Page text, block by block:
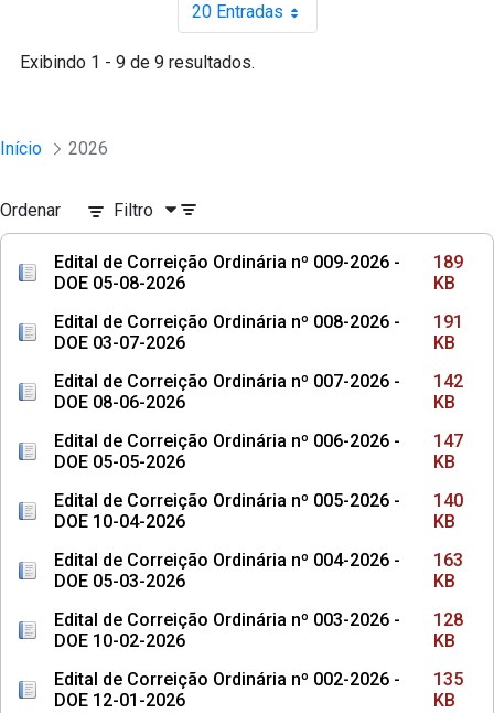
20 EntradasPor página
Exibindo 1 - 9 de 9 resultados.
Início 2026
Ordenar Filtro
Edital de Correição Ordinária nº 009-2026 -
DOE 05-08-2026
189
KB
Edital de Correição Ordinária nº 008-2026 -
DOE 03-07-2026
191
KB
Edital de Correição Ordinária nº 007-2026 -
DOE 08-06-2026
142
KB
Edital de Correição Ordinária nº 006-2026 -
DOE 05-05-2026
147
KB
Edital de Correição Ordinária nº 005-2026 -
DOE 10-04-2026
140
KB
Edital de Correição Ordinária nº 004-2026 -
DOE 05-03-2026
163
KB
Edital de Correição Ordinária nº 003-2026 -
DOE 10-02-2026
128
KB
Edital de Correição Ordinária nº 002-2026 -
DOE 12-01-2026
135
KB